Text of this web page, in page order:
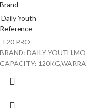
Brand
Daily Youth
Reference
T20 PRO
BRAND: DAILY
CAPACITY: